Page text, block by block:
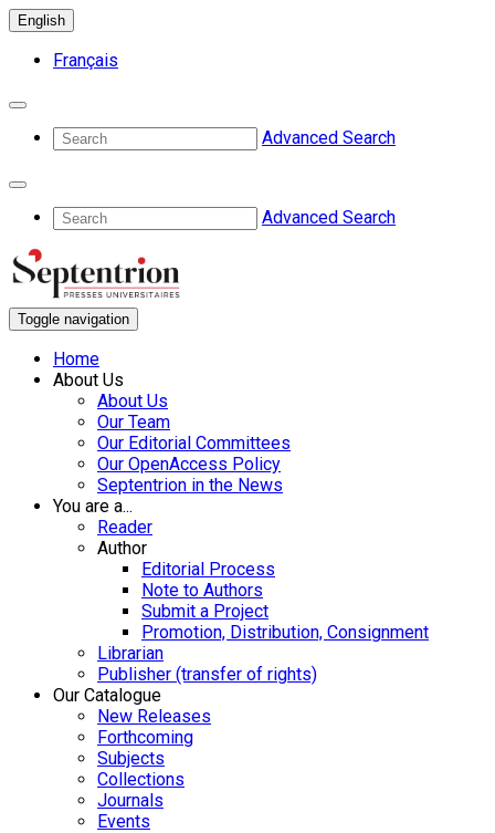
English
Français
Advanced Search
Advanced Search
Toggle navigation
Home
About Us
About Us
Our Team
Our Editorial Committees
Our OpenAccess Policy
Septentrion in the News
You are a...
Reader
Author
Editorial Process
Note to Authors
Submit a Project
Promotion, Distribution, Consignment
Librarian
Publisher (transfer of rights)
Our Catalogue
New Releases
Forthcoming
Subjects
Collections
Journals
Events